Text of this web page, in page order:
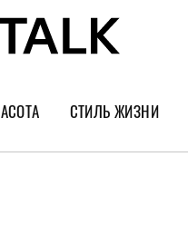
за лицом
СТИЛЬ ЖИЗНИ
Культура